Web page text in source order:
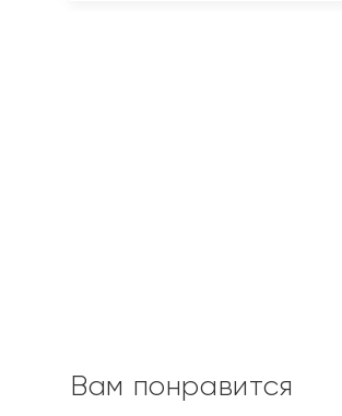
Вам понравится